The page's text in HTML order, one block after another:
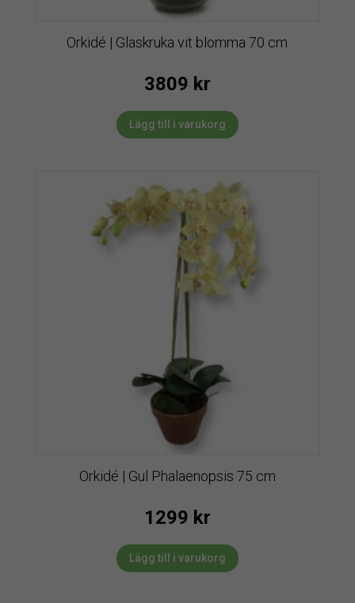
Orkidé | Glaskruka vit blomma 70 cm
3809 kr
Lägg till i varukorg
Orkidé | Gul Phalaenopsis 75 cm
1299 kr
Lägg till i varukorg